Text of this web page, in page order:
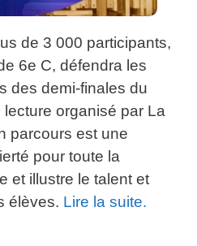
de 3 000 participants,
6e C, défendra les
des demi-finales du
organisé par La
parcours est une
pour toute la
et illustre le talent et
élèves. Lire la suite.